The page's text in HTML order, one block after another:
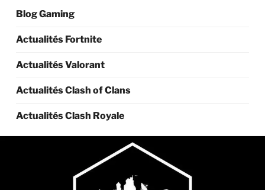
Blog Gaming
Actualités Fortnite
Actualités Valorant
Actualités Clash of Clans
Actualités Clash Royale